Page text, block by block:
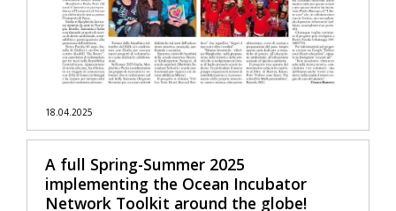
18.04.2025
A full Spring-Summer 2025
implementing the Ocean Incubator
Network Toolkit around the globe!